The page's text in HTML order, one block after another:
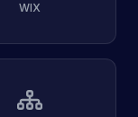
WIX